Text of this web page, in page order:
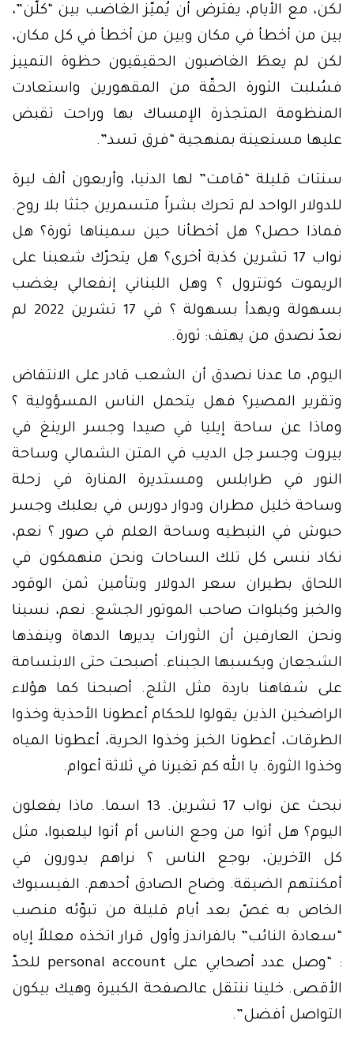
لكن، مع الأيام، يفترض أن يُميّز الغاضب بين “كلّن”،
بين من أخطأ في مكان وبين من أخطأ في كل مكان،
لكن لم يعطَ الغاضبون الحقيقيون حظوة التمييز
فسُلبت الثورة الحقّة من المقهورين واستعادت
المنظومة المتجذرة الإمساك بها وراحت تقبض
عليها مستعينة بمنهجية “فرق تسد”.
سنتات قليلة “قامت” لها الدنيا، وأربعون ألف ليرة
للدولار الواحد لم تحرك بشراً متسمرين جثثا بلا روح.
فماذا حصل؟ هل أخطأنا حين سميناها ثورة؟ هل
نواب 17 تشرين كذبة أخرى؟ هل يتحرّك شعبنا على
الريموت كونترول ؟ وهل اللبناني إنفعالي يغضب
بسهولة ويهدأ بسهولة ؟ في 17 تشرين 2022 لم
نعدّ نصدق من يهتف: ثورة.
اليوم، ما عدنا نصدق أن الشعب قادر على الانتفاض
وتقرير المصير؟ فهل يتحمل الناس المسؤولية ؟
وماذا عن ساحة إيليا في صيدا وجسر الرينغ في
بيروت وجسر جل الديب في المتن الشمالي وساحة
النور في طرابلس ومستديرة المنارة في زحلة
وساحة خليل مطران ودوار دورس في بعلبك وجسر
حبوش في النبطيه وساحة العلم في صور ؟ نعم،
نكاد ننسى كل تلك الساحات ونحن منهمكون في
اللحاق بطيران سعر الدولار وبتأمين ثمن الوقود
والخبز وكيلوات صاحب الموتور الجشع. نعم، نسينا
ونحن العارفين أن الثورات يديرها الدهاة وينفذها
الشجعان ويكسبها الجبناء. أصبحت حتى الابتسامة
على شفاهنا باردة مثل الثلج. أصبحنا كما هؤلاء
الراضخين الذين يقولوا للحكام أعطونا الأحذية وخذوا
الطرقات، أعطونا الخبز وخذوا الحرية، أعطونا المياه
وخذوا الثورة. يا الله كم تغيرنا في ثلاثة أعوام.
نبحث عن نواب 17 تشرين. 13 اسما. ماذا يفعلون
اليوم؟ هل أتوا من وجع الناس أم أتوا ليلعبوا، مثل
كل الآخرين، بوجع الناس ؟ نراهم يدورون في
أمكنتهم الضيقة. وضاح الصادق أحدهم. الفيسبوك
الخاص به غصّ بعد أيام قليلة من تبوّئه منصب
“سعادة النائب” بالفراندز وأول قرار اتخذه معللاً إياه
: “وصل عدد أصحابي على personal account للحدّ
الأقصى. خلينا ننتقل عالصفحة الكبيرة وهيك بيكون
التواصل أفضل”.